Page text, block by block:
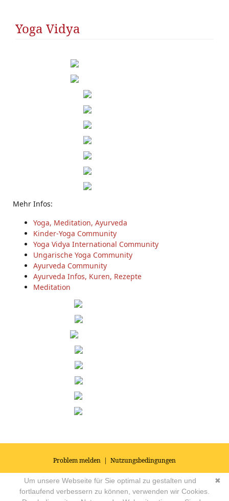
Yoga Vidya
Mehr Infos:
Yoga, Meditation, Ayurveda
Kinder-Yoga Community
Yoga Vidya International Community
Ungarische Yoga Community
Ayurveda Community
Ayurveda Infos, Kuren, Rezepte
Meditation
Problem melden | Nutzungsbedingungen
© 2026Impressum|Datenschutz|AGB's| Yoga Vidya Community -
Forum für Yoga, Meditation und Ayurveda Powered by
✖
Um unsere Webseite für Sie optimal zu gestalten und
fortlaufend verbessern zu können, verwenden wir Cookies.